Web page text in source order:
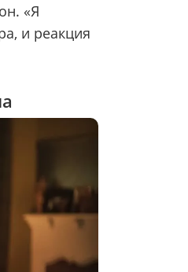
«Я
и реакция